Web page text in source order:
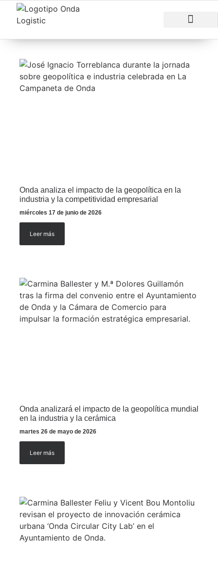
Onda analiza el impacto de la geopolítica en la
industria y la competitividad empresarial
miércoles 17 de junio de 2026
Leer más
Onda analizará el impacto de la geopolítica mundial
en la industria y la cerámica
martes 26 de mayo de 2026
Leer más